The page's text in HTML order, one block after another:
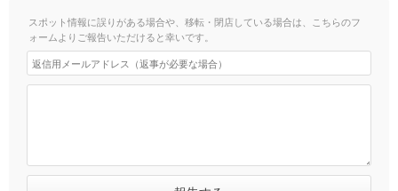
スポット情報に誤りがある場合や、移転・閉店している場合は、こちらのフ
ォームよりご報告いただけると幸いです。